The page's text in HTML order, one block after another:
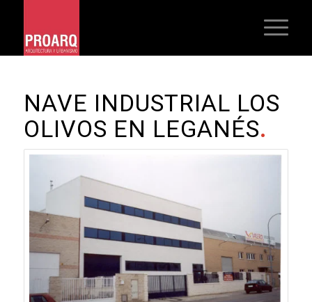
NAVE INDUSTRIAL LOS
OLIVOS EN LEGANÉS.